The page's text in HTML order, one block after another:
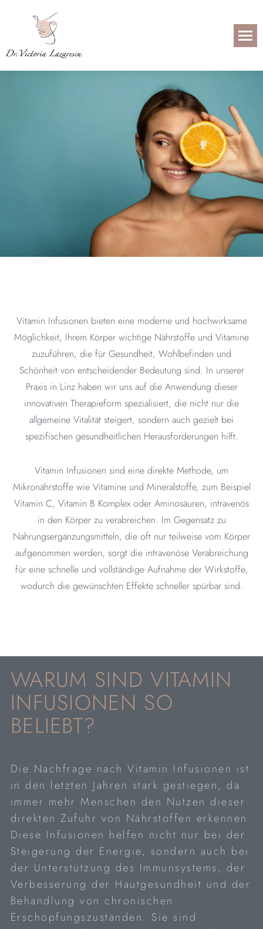
INFUSIONEN?
TERMIN ONLINE BUCHEN
Vitamin Infusionen bieten eine moderne und hochwirksame
Möglichkeit, Ihrem Körper wichtige Nährstoffe und Vitamine
zuzuführen, die für Gesundheit, Wohlbefinden und
Schönheit von entscheidender Bedeutung sind. In unserer
Praxis in Linz haben wir uns auf die Anwendung dieser
innovativen Therapieform spezialisiert, die nicht nur die
allgemeine Vitalität steigert, sondern auch gezielt bei
spezifischen gesundheitlichen Herausforderungen hilft.
Vitamin Infusionen sind eine direkte Methode, um
Mikronährstoffe wie Vitamine und Mineralstoffe, zum Beispiel
Vitamin C, Vitamin B Komplex oder Aminosäuren, intravenös
in den Körper zu verabreichen. Im Gegensatz zu
Nahrungsergänzungsmitteln, die oft nur teilweise vom Körper
aufgenommen werden, sorgt die intravenöse Verabreichung
für eine schnelle und vollständige Aufnahme der Wirkstoffe,
wodurch die gewünschten Effekte schneller spürbar sind.
WARUM SIND VITAMIN
INFUSIONEN SO
BELIEBT?
Die Nachfrage nach Vitamin Infusionen ist
in den letzten Jahren stark gestiegen, da
immer mehr Menschen den Nutzen dieser
direkten Zufuhr von Nährstoffen erkennen.
Diese Infusionen helfen nicht nur bei der
Steigerung der Energie, sondern auch bei
der Unterstützung des Immunsystems, der
Verbesserung der Hautgesundheit und der
Behandlung von chronischen
Erschöpfungszuständen. Sie sind